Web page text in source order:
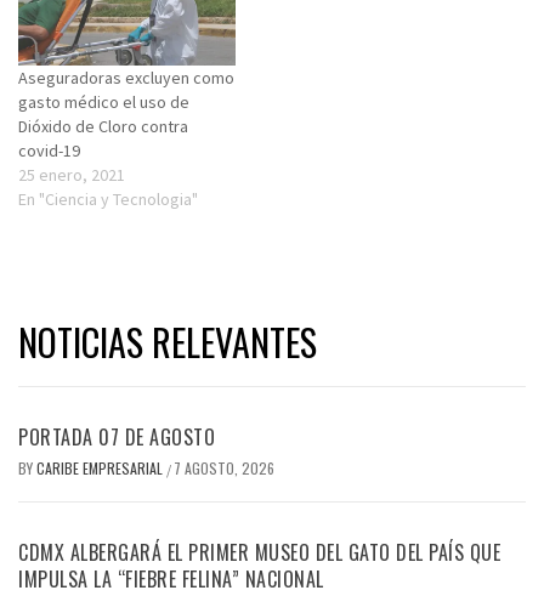
Aseguradoras excluyen como
gasto médico el uso de
Dióxido de Cloro contra
covid-19
25 enero, 2021
En "Ciencia y Tecnologia"
NOTICIAS RELEVANTES
PORTADA 07 DE AGOSTO
BYCARIBE EMPRESARIAL / 7 AGOSTO, 2026
CDMX ALBERGARÁ EL PRIMER MUSEO DEL GATO DEL PAÍS QUE
IMPULSA LA “FIEBRE FELINA” NACIONAL